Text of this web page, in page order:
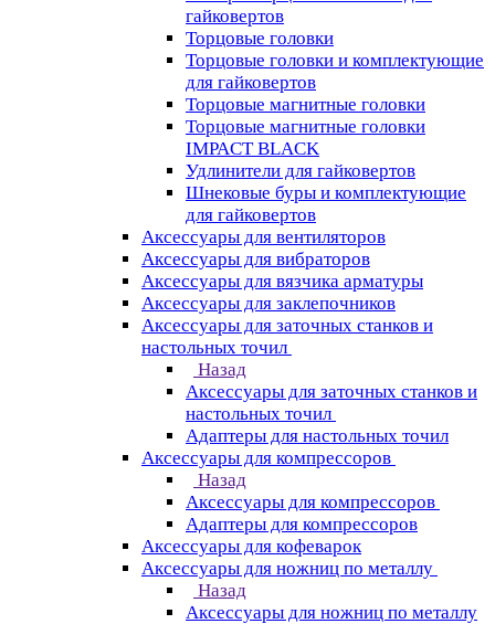
гайковертов
Торцовые головки
Торцовые головки и комплектующие
для гайковертов
Торцовые магнитные головки
Торцовые магнитные головки
IMPACT BLACK
Удлинители для гайковертов
Шнековые буры и комплектующие
для гайковертов
Аксессуары для вентиляторов
Аксессуары для вибраторов
Аксессуары для вязчика арматуры
Аксессуары для заклепочников
Аксессуары для заточных станков и
настольных точил
Назад
Аксессуары для заточных станков и
настольных точил
Адаптеры для настольных точил
Аксессуары для компрессоров
Назад
Аксессуары для компрессоров
Адаптеры для компрессоров
Аксессуары для кофеварок
Аксессуары для ножниц по металлу
Назад
Аксессуары для ножниц по металлу